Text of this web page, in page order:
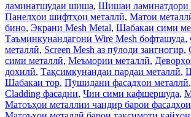
ламинатшудаи шиша, Шишаи ламинатдори
Панелҳои шифтҳои металлӣ, Матои
бино, Экрани Mesh Metal, Шабакаи сими
Таъминкунандагони Wire Mesh бофташуда,
металлӣ, Screen Mesh аз пӯлоди зангногир,
сими металлӣ, Меъмории металлӣ,
дохилӣ, Тақсимкунандаи пардаи металлӣ,
Шабакаи тор, Пӯшидани фасадҳои металлӣ,
Cladding фасадни, Чин сими кафшершуда,
Матоъҳои металлии чандир барои